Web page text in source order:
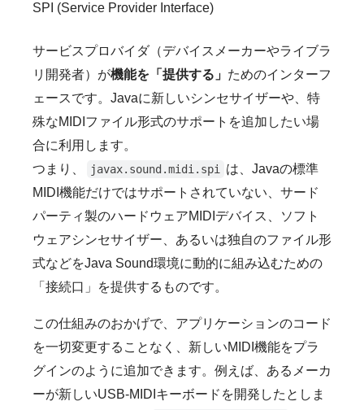
SPI (Service Provider Interface)
サービスプロバイダ（デバイスメーカーやライブラ
リ開発者）が機能を「提供する」 ためのインターフ
ェースです。Javaに新しいシンセサイザーや、特
殊なMIDIファイル形式のサポートを追加したい場
合に利用します。
つまり、
javax.sound.midi.spi は、Javaの標準
MIDI機能だけではサポートされていない、サード
パーティ製のハードウェアMIDIデバイス、ソフト
ウェアシンセサイザー、あるいは独自のファイル形
式などをJava Sound環境に動的に組み込むための
「接続口」を提供するものです。
この仕組みのおかげで、アプリケーションのコード
を一切変更することなく、新しいMIDI機能をプラ
グインのように追加できます。例えば、あるメーカ
ーが新しいUSB-MIDIキーボードを開発したとしま